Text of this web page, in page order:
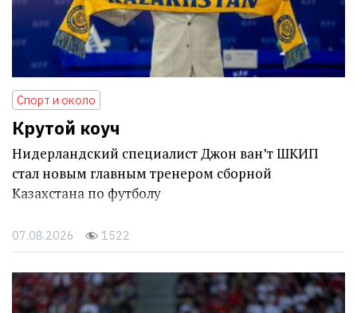
Спорт и около
Крутой коуч
Нидерландский специалист Джон ван’т ШКИП
стал новым главным тренером сборной
Казахстана по футболу
07.08.2026 1522